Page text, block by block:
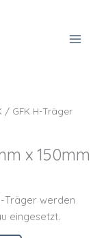
/ GFK H-Träger
x 150mm
Träger werden
eingesetzt.